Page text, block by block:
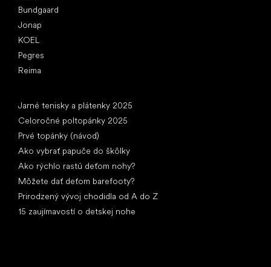
Bundgaard
Jonap
KOEL
Pegres
Reima
Jarné tenisky a plátenky 2025
Celoročné poltopánky 2025
Prvé topánky (návod)
Ako vybrať papuče do škôlky
Ako rýchlo rastú deťom nohy?
Môžete dať deťom barefooty?
Prirodzený vývoj chodidla od A do Z
15 zaujímavostí o detskej nohe